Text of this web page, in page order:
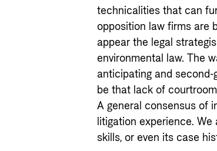
technicalities that can
opposition law firms are
appear the legal
environmental law. The
anticipating and
be that lack of
A general consensus of
litigation experience. We
skills, or even its case